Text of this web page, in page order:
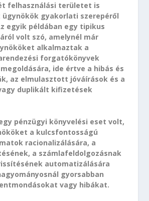
felhasználási területet is
gyakorlati szerepéről
egyik példában egy tipikus
volt szó, amelynél már
alkalmaztak a
forgatókönyvek
ide értve a hibás és
az elmulasztott jóváírások és a
duplikált kifizetések
pénzügyi könyvelési eset volt,
a kulcsfontosságú
racionalizálására, a
a számlafeldolgozásnak
automatizálására
gyorsabban
vagy hibákat.